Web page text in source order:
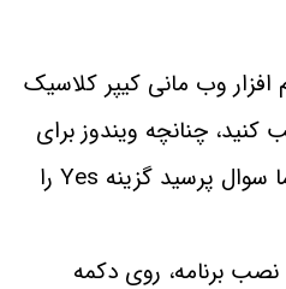
افزار وب مانی کیپر کلاسیک
کنید، چنانچه ویندوز برای
اجرا این فایل از شما سوال پرسید گزینه Yes را
برنامه، روی دکمه